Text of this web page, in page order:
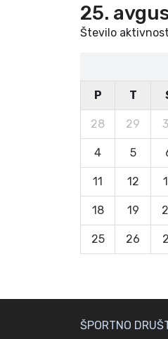
25.
Število
P T
28 29
4 5
11 12
18 19
25 26
ŠPORTNO